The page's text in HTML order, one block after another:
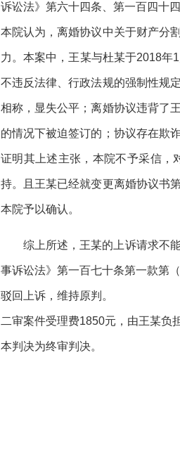
诉讼法》第六十四条、第一百四十
本院认为，离婚协议中关于财产分
力。本案中，王某与杜某于2018年
不违反法律、行政法规的强制性规
相称，显失公平；离婚协议违背了
的情况下被迫签订的；协议存在欺
证明其上述主张，本院不予采信，
持。且王某已经就变更离婚协议书
本院予以确认。
综上所述，王某的上诉请求不
事诉讼法》第一百七十条第一款第
驳回上诉，维持原判。
二审案件受理费1850元，由王某负
本判决为终审判决。